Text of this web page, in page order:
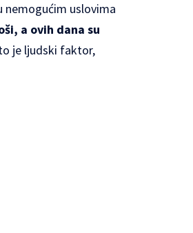
nemogućim uslovima
a ovih dana su
je ljudski faktor,